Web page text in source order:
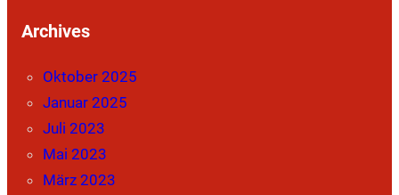
Archives
Oktober 2025
Januar 2025
Juli 2023
Mai 2023
März 2023